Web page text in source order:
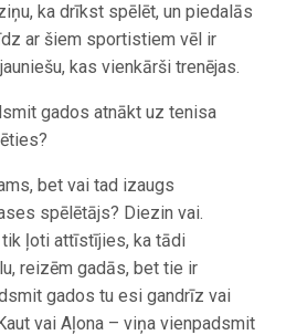
ka drīkst spēlēt, un piedalās
ar šiem sportistiem vēl ir
kas vienkārši trenējas.
gados ­atnākt uz tenisa
bet vai tad izaugs
spēlētājs? Diezin vai.
ļoti attīstījies, ka tādi
reizēm gadās, bet tie ir
gados tu esi gandrīz vai
vai Aļona – viņa vienpadsmit